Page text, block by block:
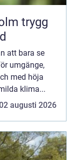
att bara se
umgänge,
med höja
klima...
augusti 2026